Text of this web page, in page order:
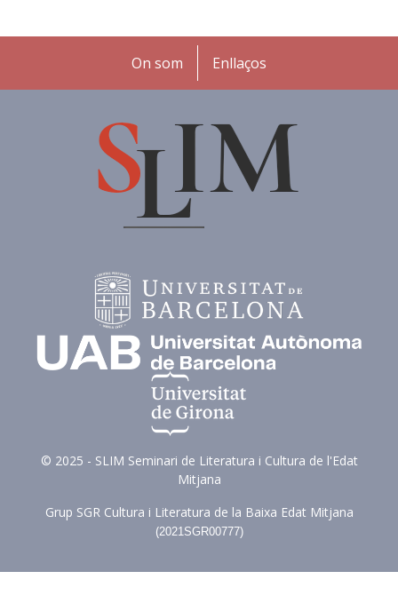
Peu
On som Enllaços
© 2025 - SLIM Seminari de Literatura i Cultura de l'Edat
Mitjana
Grup SGR Cultura i Literatura de la Baixa Edat Mitjana
(2021SGR00777)